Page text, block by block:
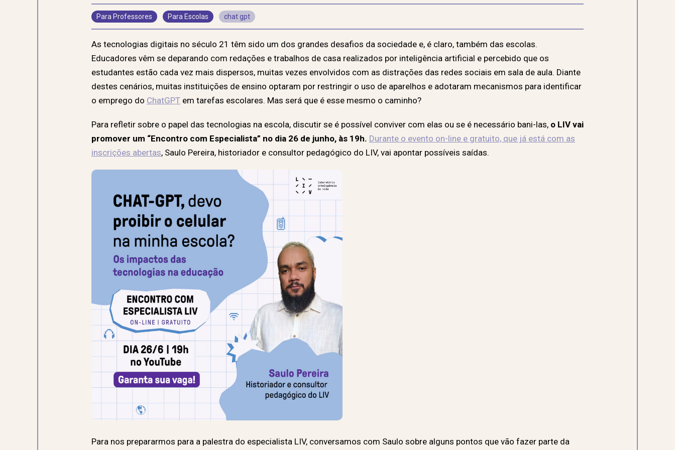
Para Professores Para Escolas chat gpt
As tecnologias digitais no século 21 têm sido um dos grandes desafios da sociedade e, é claro, também das escolas.
Educadores vêm se deparando com redações e trabalhos de casa realizados por inteligência artificial e percebido que os
estudantes estão cada vez mais dispersos, muitas vezes envolvidos com as distrações das redes sociais em sala de aula. Diante
destes cenários, muitas instituições de ensino optaram por restringir o uso de aparelhos e adotaram mecanismos para identificar
o emprego do ChatGPT em tarefas escolares. Mas será que é esse mesmo o caminho?
Para refletir sobre o papel das tecnologias na escola, discutir se é possível conviver com elas ou se é necessário bani-las, o LIV vai
promover um “Encontro com Especialista” no dia 26 de junho, às 19h. Durante o evento on-line e gratuito, que já está com as
inscrições abertas, Saulo Pereira, historiador e consultor pedagógico do LIV, vai apontar possíveis saídas.
Para nos prepararmos para a palestra do especialista LIV, conversamos com Saulo sobre alguns pontos que vão fazer parte da